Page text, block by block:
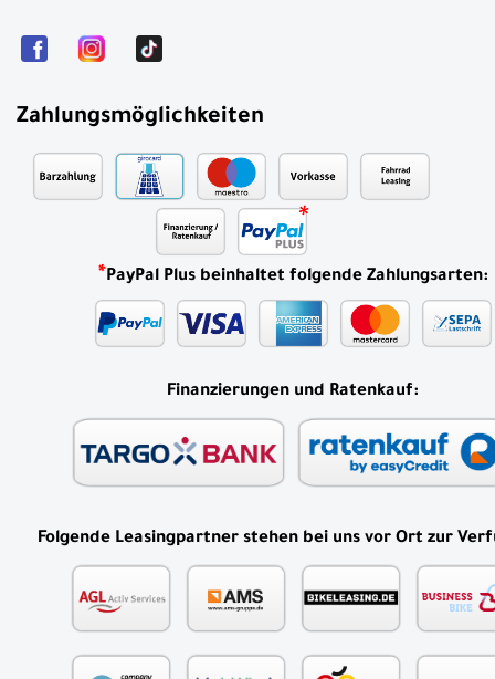
Zahlungsmöglichkeiten
*PayPal Plus beinhaltet folgende Zahlungsarten:
Finanzierungen und Ratenkauf:
Folgende Leasingpartner stehen bei uns vor Ort zur